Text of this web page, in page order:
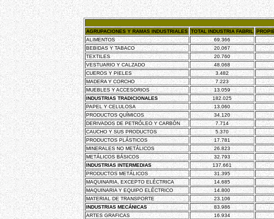
AGRUPACIONES Y RAMAS INDUSTRIALES TOTAL INDUSTRIA FABRIL
ALIMENTOS
69.366
BEBIDAS Y TABACO
20.067
TEXTILES
20.760
VESTUARIO Y CALZADO
48.068
CUEROS Y PIELES
3.482
MADERA Y CORCHO
7.223
MUEBLES Y ACCESORIOS
13.059
INDUSTRIAS TRADICIONALES
182.025
PAPEL Y CELULOSA
13.060
PRODUCTOS QUÍMICOS
34.120
DERIVADOS DE PETRÓLEO Y CARBÓN
7.714
CAUCHO Y SUS PRODUCTOS
5.370
PRODUCTOS PLÁSTICOS
17.781
MINERALES NO METÁLICOS
26.823
METÁLICOS BÁSICOS
32.793
INDUSTRIAS INTERMEDIAS
137.661
PRODUCTOS METÁLICOS
31.395
MAQUINARIA, EXCEPTO ELÉCTRICA
14.685
MAQUINARIA Y EQUIPO ELÉCTRICO
14.800
MATERIAL DE TRANSPORTE
23.106
INDUSTRIAS MECÁNICAS
83.986
ARTES GRAFICAS
16.934